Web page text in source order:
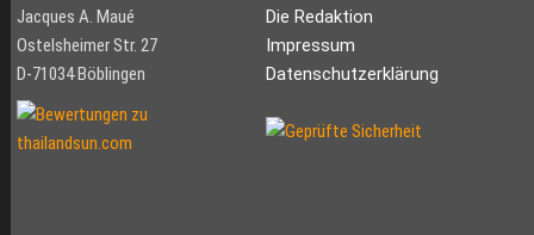
Jacques A. Maué
Ostelsheimer Str. 27
D-71034 Böblingen
Die Redaktion
Impressum
Datenschutzerklärung